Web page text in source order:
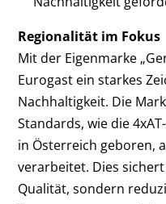
Regionalität im Fokus
Mit der Eigenmarke
Eurogast ein starkes
Nachhaltigkeit. Die
Standards, wie die
in Österreich geboren,
verarbeitet. Dies
Qualität, sondern